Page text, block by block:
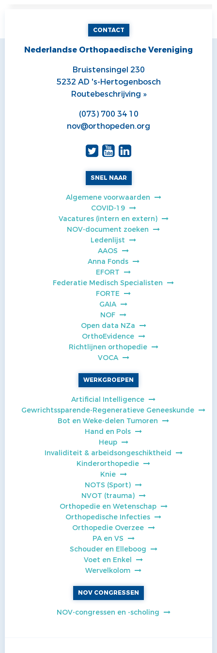
PRIJZEN
MEDISCHE INDUSTRIE
CONTACT
Nederlandse Orthopaedische Vereniging
Bruistensingel 230
5232 AD 's-Hertogenbosch
Routebeschrijving »
(073) 700 34 10
nov@orthopeden.org
SNEL NAAR
Algemene voorwaarden
COVID-19
Vacatures (intern en extern)
NOV-document zoeken
Ledenlijst
AAOS
Anna Fonds
EFORT
Federatie Medisch Specialisten
FORTE
GAIA
NOF
Open data NZa
OrthoEvidence
Richtlijnen orthopedie
VOCA
WERKGROEPEN
Artificial Intelligence
Gewrichtssparende-Regeneratieve Geneeskunde
Bot en Weke-delen Tumoren
Hand en Pols
Heup
Invaliditeit & arbeidsongeschiktheid
Kinderorthopedie
Knie
NOTS (Sport)
NVOT (trauma)
Orthopedie en Wetenschap
Orthopedische Infecties
Orthopedie Overzee
PA en VS
Schouder en Elleboog
Voet en Enkel
Wervelkolom
NOV CONGRESSEN
NOV-congressen en -scholing